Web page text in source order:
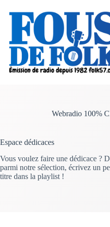
Webradio 100%
Espace dédicaces
Vous voulez faire une dédicace ?
parmi notre sélection, écrivez un
titre dans la playlist !